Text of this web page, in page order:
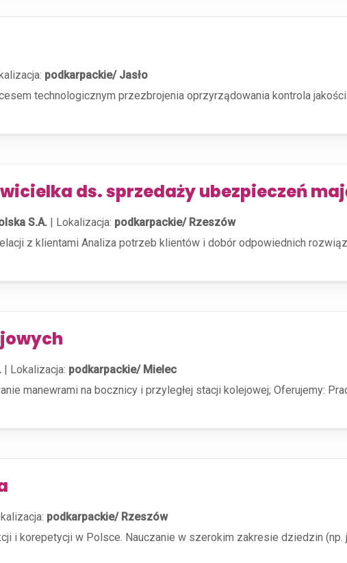
podkarpackie/ Jasło
technologicznym przezbrojenia oprzyrządowania kontrola
ds. sprzedaży ubezpieczeń
S.A. | Lokalizacja: podkarpackie/ Rzeszów
z klientami Analiza potrzeb klientów i dobór odpowiednich
| Lokalizacja: podkarpackie/ Mielec
manewrami na bocznicy i przyległej stacji kolejowej; Oferujemy:
podkarpackie/ Rzeszów
i korepetycji w Polsce. Nauczanie w szerokim zakresie dziedzin (np.